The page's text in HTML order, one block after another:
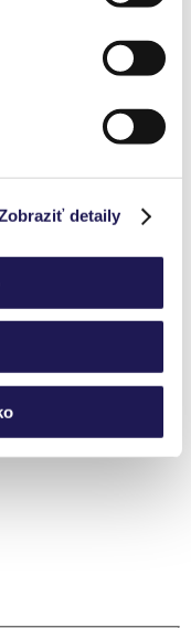
detaily
/ Lendak